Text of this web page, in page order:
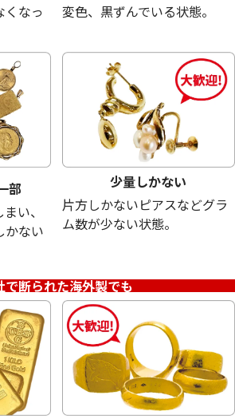
24金 (K24) ネック
13.5g
くなっ
変色、黒ずんでいる状態。
部
い、
かない
少量しかない
片方しかないピアスなどグラ
ム数が少ない状態。
で断られた海外製でも